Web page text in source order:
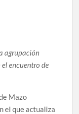
agrupación
encuentro de
Mazo
el que actualiza